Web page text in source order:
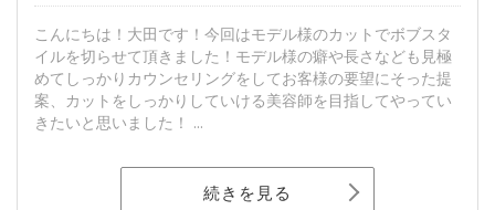
こんにちは！大田です！今回はモデル様のカットでボブスタ
イルを切らせて頂きました！モデル様の癖や長さなども見極
めてしっかりカウンセリングをしてお客様の要望にそった提
案、カットをしっかりしていける美容師を目指してやってい
きたいと思いました！ ...
続きを見る